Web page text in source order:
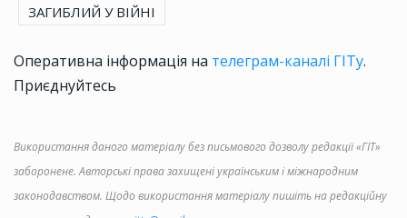
ЗАГИБЛИЙ У ВІЙНІ
Оперативна інформація на телеграм-каналі ГІТу.
Приєднуйтесь
Використання даного матеріалу без письмового дозволу редакції «ГІТ»
заборонене. Авторські права захищені українським і міжнародним
законодавством. Щодо використання матеріалу пишіть на редакційну